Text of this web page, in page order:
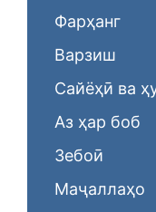
Фарҳанг
Варзиш
Сайёҳӣ ва
Аз ҳар боб
Зебоӣ
Маҷаллаҳо